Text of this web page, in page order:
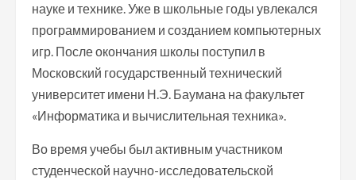
науке и технике. Уже в школьные годы увлекался
программированием и созданием компьютерных
игр. После окончания школы поступил в
Московский государственный технический
университет имени Н.Э. Баумана на факультет
«Информатика и вычислительная техника».
Во время учебы был активным участником
студенческой научно-исследовательской